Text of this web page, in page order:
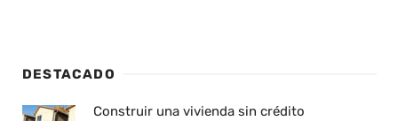
DESTACADO
Construir una vivienda sin crédito